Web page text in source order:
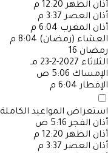
أذان الظهر 12:20 م
أذان العصر 3:37 م
أذان المغرب 6:04 م
العشاء (رمضان) 8:04 م
رمضان 16
الثلاثاء 2027-2-23 مـ
الإمساك 5:06 ص
الإفطار 6:04 م
استعراض المواعيد الكاملة
أذان الفجر 5:16 ص
أذان الظهر 12:20 م
أذان العصر 3:37 م